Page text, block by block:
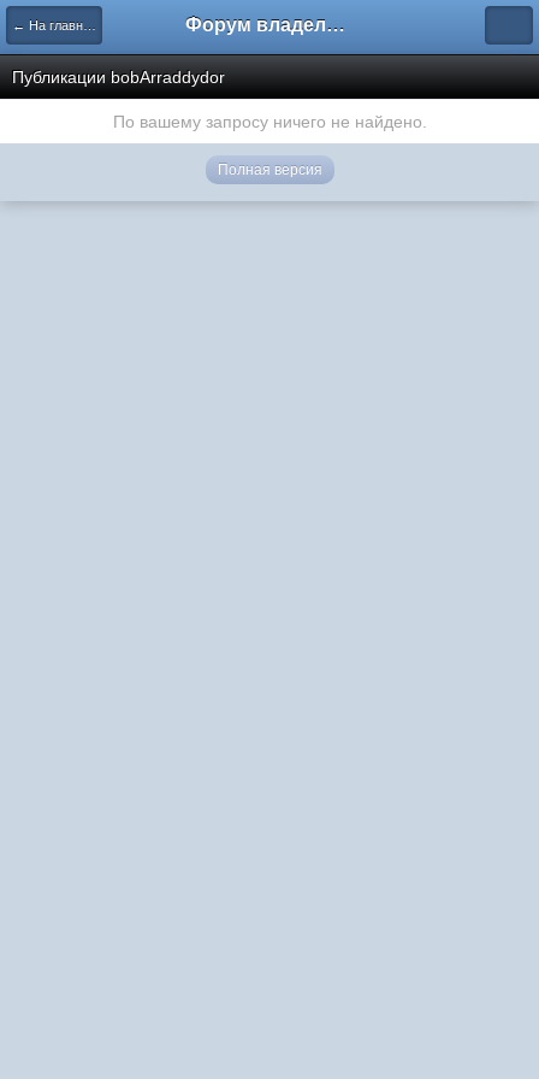
← На главную Форум владельцев интернет-магазинов
Публикации bobArraddydor
По вашему запросу ничего не найдено.
Полная версия